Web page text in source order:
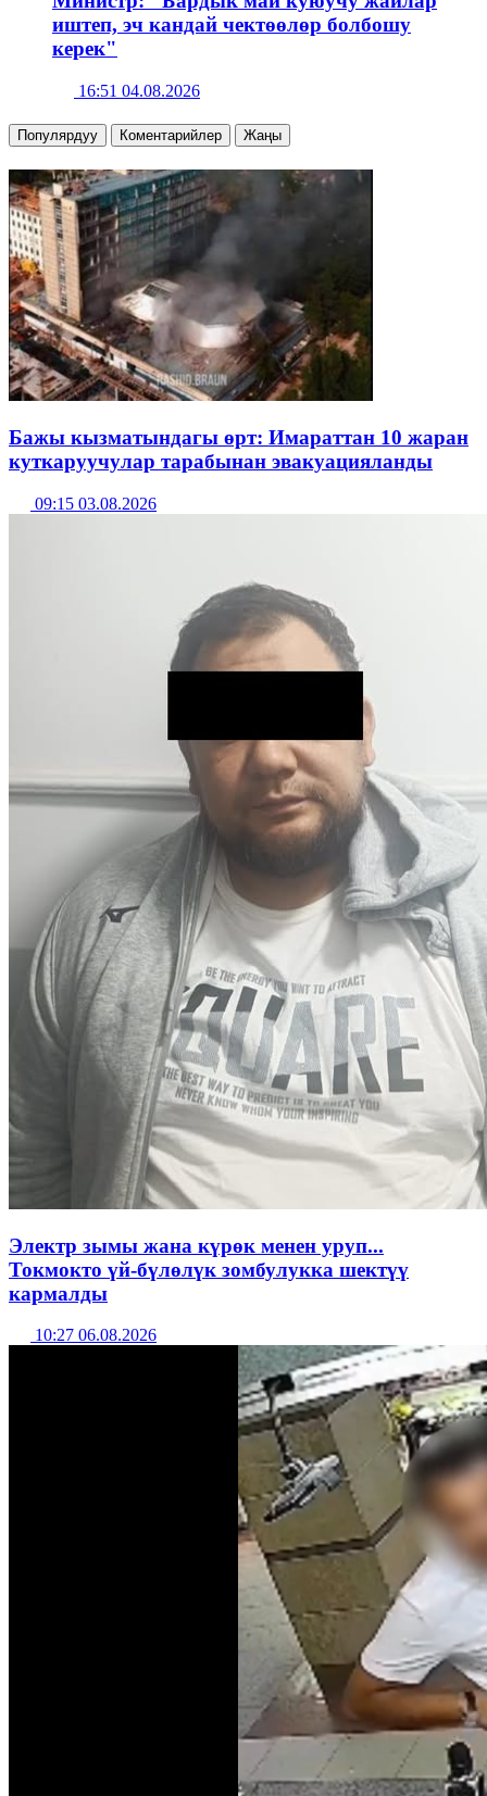
иштеп, эч кандай чектөөлөр болбошу
керек"
16:51 04.08.2026
Популярдуу Коментарийлер Жаңы
Бажы кызматындагы өрт: Имараттан 10 жаран
куткаруучулар тарабынан эвакуацияланды
09:15 03.08.2026
Электр зымы жана күрөк менен уруп...
Токмокто үй-бүлөлүк зомбулукка шектүү
кармалды
10:27 06.08.2026